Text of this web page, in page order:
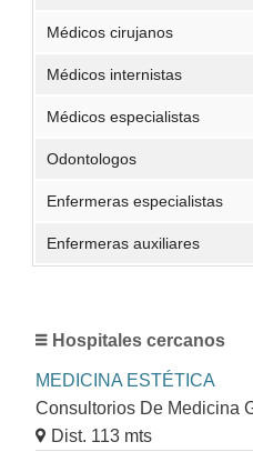
Médicos cirujanos
Médicos internistas
Médicos especialistas
Odontologos
Enfermeras especialistas
Enfermeras auxiliares
Hospitales cercanos
MEDICINA ESTÉTICA
Consultorios De Medicina
Dist. 113 mts